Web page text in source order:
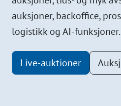
auksjoner, backoffice,
logistikk og AI-funksjoner.
Live-auktioner